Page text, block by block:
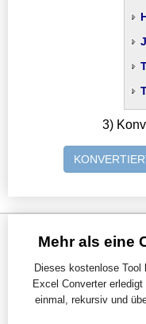
3)
Mehr als eine
Dieses kostenlose Tool
Excel Converter
einmal, rekursiv und